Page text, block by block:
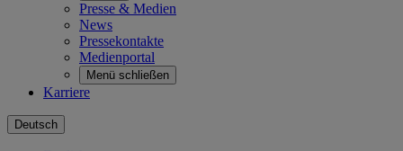
Presse & Medien
News
Pressekontakte
Medienportal
Menü schließen
Karriere
Deutsch